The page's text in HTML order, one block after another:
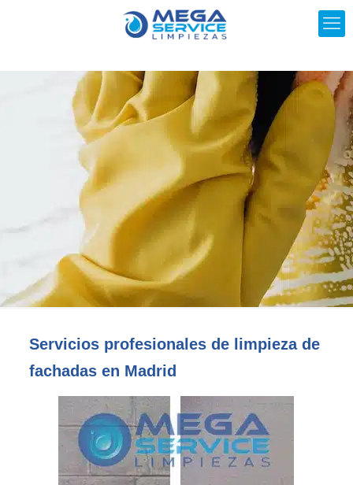
Servicios profesionales de limpieza de
fachadas en Madrid